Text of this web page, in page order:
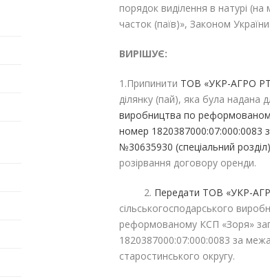
порядок виділення в натурі
часток (паїв)», Законом
ВИРІШУЄ:
1.Припинити ТОВ «УКР-АГРО
ділянку (пай), яка була надана
виробництва по
номер 1820387000:07:000:0083
№30635930 (спеціальний
розірвання договору оренди.
2. Передати ТОВ «УКР-
сільськогосподарського
реформованому КСП «Зоря»
1820387000:07:000:0083 за
старостинського округу.